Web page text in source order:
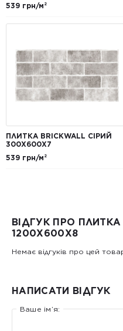
539 грн/м²
ПЛИТКА BRICKWALL СІРИЙ
300Х600Х7
539 грн/м²
ВІДГУК ПРО ПЛИТКА
1200Х600Х8
Немає відгуків про цей
НАПИСАТИ ВІДГУК
Ваше ім’я: